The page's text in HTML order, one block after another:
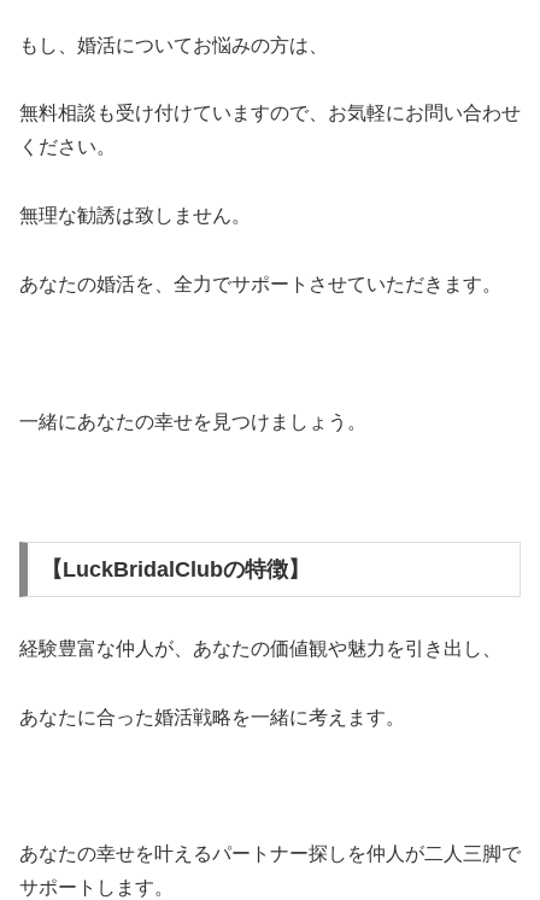
もし、婚活についてお悩みの方は、
無料相談も受け付けていますので、お気軽にお問い合わせ
ください。
無理な勧誘は致しません。
あなたの婚活を、全力でサポートさせていただきます。
一緒にあなたの幸せを見つけましょう。
【LuckBridalClubの特徴】
経験豊富な仲人が、あなたの価値観や魅力を引き出し、
あなたに合った婚活戦略を一緒に考えます。
あなたの幸せを叶えるパートナー探しを仲人が二人三脚で
サポートします。